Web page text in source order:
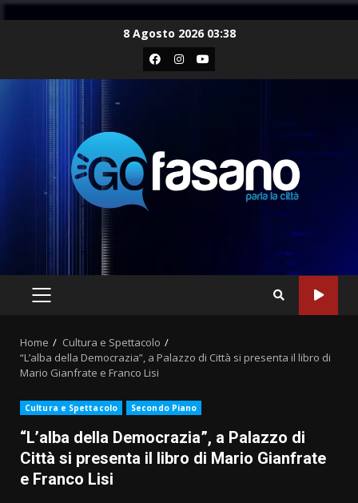
8 Agosto 2026 03:38
Facebook
Instagram
Youtube
PRIMARY
Home
Cultura e Spettacolo
“L’alba della Democrazia”, a Palazzo di Città si presenta il libro di
Mario Gianfrate e Franco Lisi
Cultura e Spettacolo Secondo Piano
“L’alba della Democrazia”, a Palazzo di
Città si presenta il libro di Mario Gianfrate
e Franco Lisi